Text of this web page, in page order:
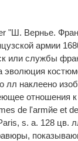
"Ш. Вернье.
армии
или службы
эволюция
лл наклеено
отношения
de l'armйe et
s. a. 128 цв.